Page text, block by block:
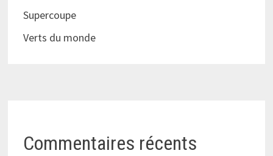
Supercoupe
Verts du monde
Commentaires récents